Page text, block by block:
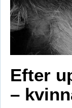
Efter
–